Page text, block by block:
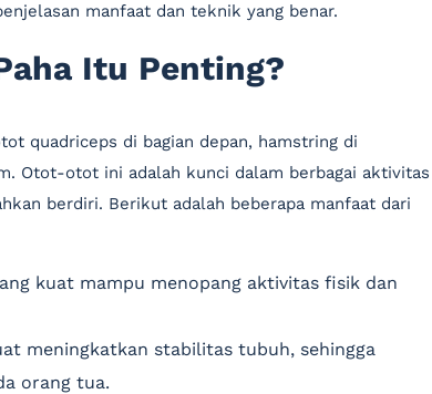
manfaat dan teknik yang benar.
Itu Penting?
quadriceps di bagian depan, hamstring di
Otot-otot ini adalah kunci dalam berbagai aktivitas
berdiri. Berikut adalah beberapa manfaat dari
kuat mampu menopang aktivitas fisik dan
meningkatkan stabilitas tubuh, sehingga
orang tua.